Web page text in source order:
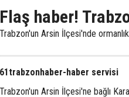
Flaş haber!
Trabzon'un Arsin İlçesi'nde
61trabzonhaber-haber servisi
Trabzon'un Arsin İlçesi'ne bağlı